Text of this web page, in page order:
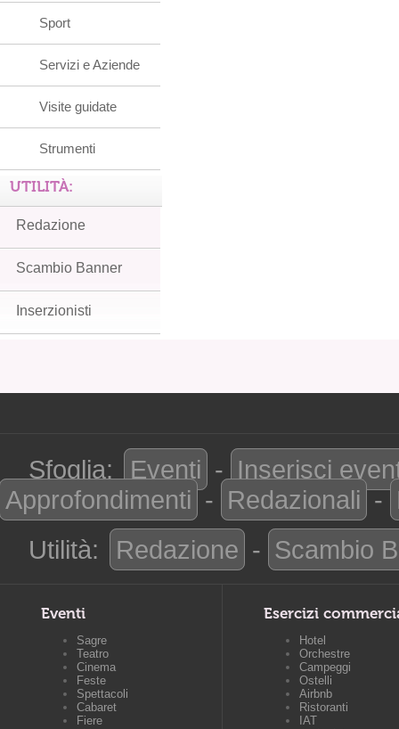
Sport
Servizi e Aziende
Visite guidate
Strumenti
UTILITÀ:
Redazione
Scambio Banner
Inserzionisti
Sfoglia: Eventi - Inserisci
Approfondimenti - Redazionali -
Utilità:
Redazione - Scambio
Eventi
Sagre
Teatro
Cinema
Feste
Spettacoli
Cabaret
Fiere
Esercizi
Hotel
Orchestre
Campeggi
Ostelli
Airbnb
Ristoranti
IAT